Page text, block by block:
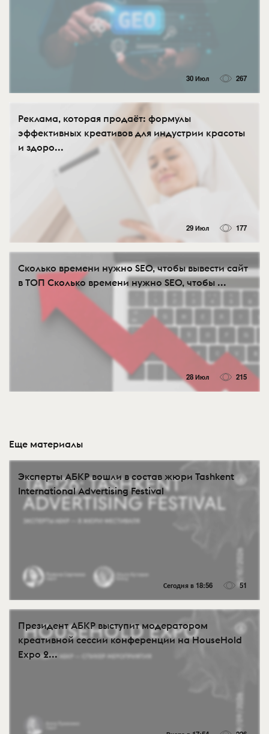
30 Июл 267
Реклама, которая продаёт: формулы
эффективных креативов для индустрии красоты
и здоро...
29 Июл 177
Сколько времени нужно SEO, чтобы вывести сайт
в ТОП Сколько времени нужно SEO, чтобы ...
28 Июл 215
Еще материалы
Эксперты АБКР вошли в состав жюри Tashkent
International Advertising Festival
Сегодня в 18:56 51
Президент АБКР выступит модератором
креативной сессии конференции на HouseHold
Expo 2...